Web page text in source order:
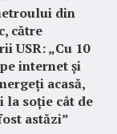
din
către
USR: „Cu 10
internet și
acasă,
la soție cât de
astăzi”